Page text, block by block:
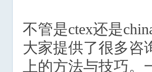
不管是ctex还是
大家提供了很多咨
上的方法与技巧。